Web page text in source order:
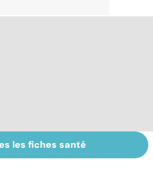
Régimes
végétarien,
les fiches santé